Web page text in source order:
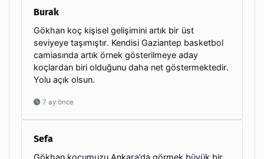
Burak
Gökhan koç kişisel gelişimini artık bir üst
seviyeye taşımıştır. Kendisi Gaziantep basketbol
camiasında artık örnek gösterilmeye aday
koçlardan biri olduğunu daha net göstermektedir.
Yolu açık olsun.
7 ay önce
Sefa
Gökhan koçumuzu Ankara’da görmek büyük bir